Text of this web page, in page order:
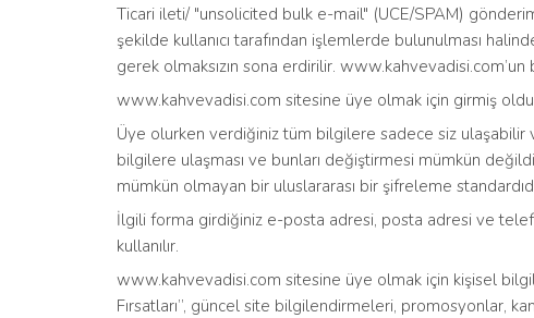
Ticari ileti/ "unsolicited bulk e-mail" (UCE/SPAM)
şekilde kullanıcı tarafından işlemlerde bulunulması
gerek olmaksızın sona erdirilir. www.kahvevadisi.com’un
www.kahvevadisi.com sitesine üye olmak için girmiş
Üye olurken verdiğiniz tüm bilgilere sadece siz ulaşabilir
bilgilere ulaşması ve bunları değiştirmesi mümkün
mümkün olmayan bir uluslararası bir şifreleme
İlgili forma girdiğiniz e-posta adresi, posta adresi ve
kullanılır.
www.kahvevadisi.com sitesine üye olmak için kişisel
Fırsatları”, güncel site bilgilendirmeleri, promosyonlar,